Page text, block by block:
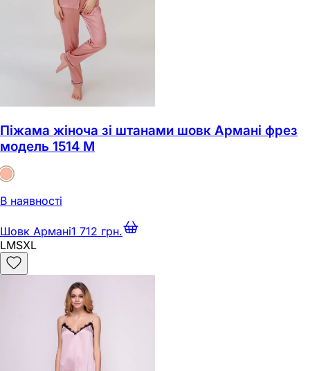
Піжама жіноча зі штанами шовк Армані фрез
модель 1514 M
В наявності
Шовк Армані1 712 грн.
LMSXL